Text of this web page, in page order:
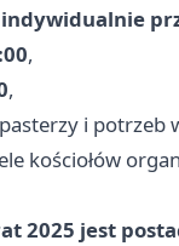
,
,
i potrzeb
kościołów
2025 jest